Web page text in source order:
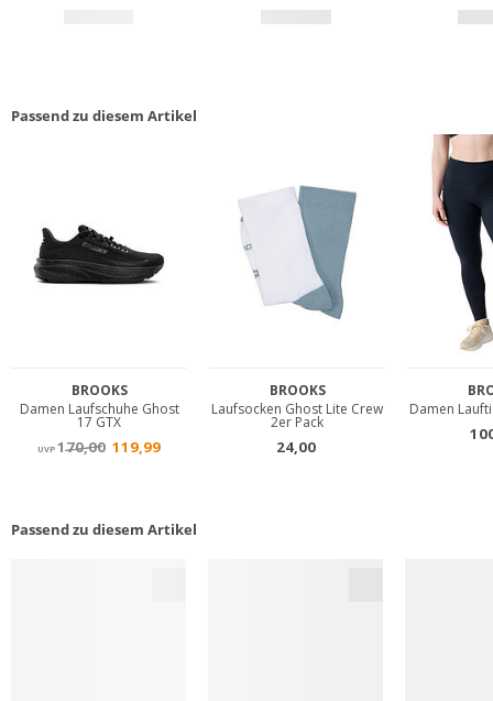
Passend zu diesem Artikel
Passend zu diesem Artikel